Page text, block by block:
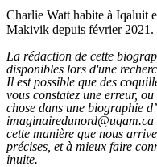
Charlie Watt habite à Iqaluit
Makivik depuis février 2021.
La rédaction de cette
disponibles lors d'une
Il est possible que des
vous constatez une erreur,
chose dans une biographie
imaginairedunord@uqam.ca
cette manière que nous
précises, et à mieux faire
inuite.